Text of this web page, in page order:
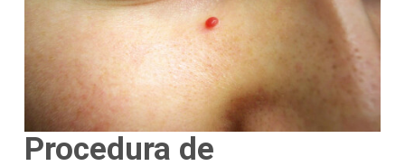
Procedura de